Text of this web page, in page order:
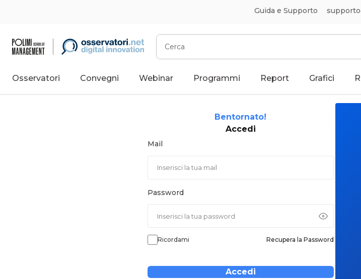
Guida e Supporto
Cerca
Osservatori Convegni Webinar Programmi Report Grafici
Bentornato!
Accedi
Mail
Password
Ricordami Recupera la Password
Accedi